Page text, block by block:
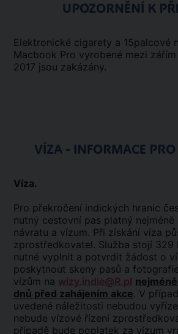
UPOZORNĚNÍ K
Elektronické cigarety a 15palcové
Macbook Pro vyrobené mezi
2017 jsou zakázány.
VÍZA - INFORMACE PRO
Víza.
Pro překročení indických hranic
nutný cestovní pas platný
návratu a vízum. Při získání víza
zprostředkovatel. Služba stojí 329
nutné vyplnit a potvrdit žádost o
poskytnout skeny pasů a
vízům na wizy.indie@R.pl
dnů před zahájením akce. V
uvedené náležitosti nebudou
nebude vízové řízení
případě bude poplatek za vízum